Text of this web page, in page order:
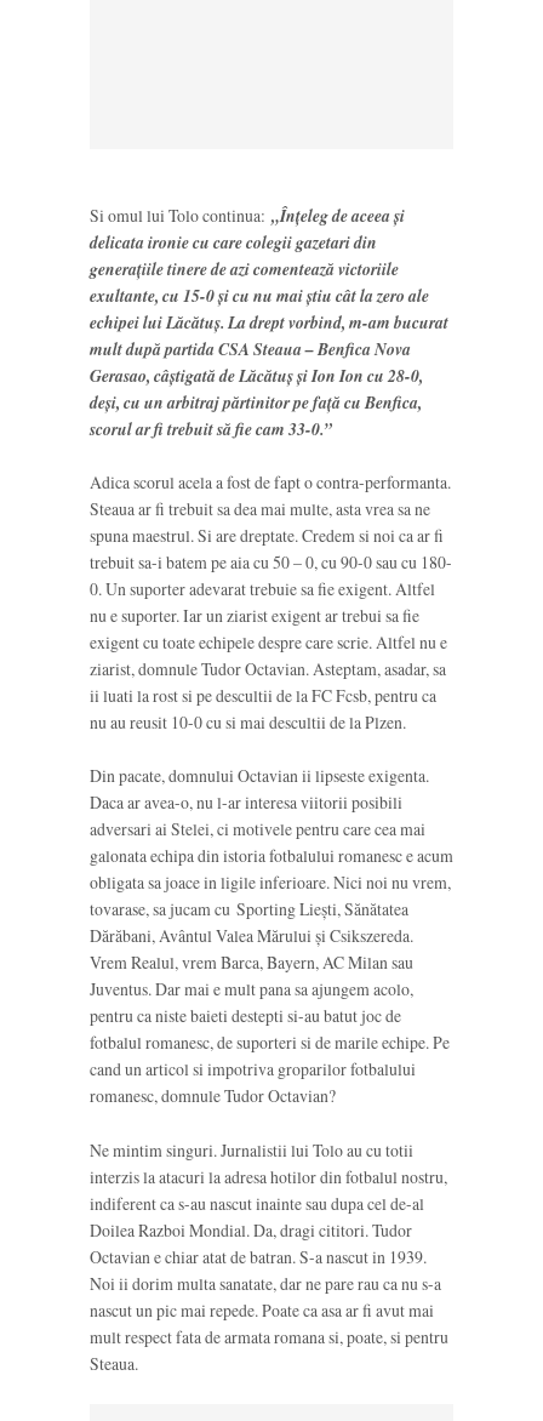
Si omul lui Tolo continua: „Înțeleg de aceea și
delicata ironie cu care colegii gazetari din
generațiile tinere de azi comentează victoriile
exultante, cu 15-0 și cu nu mai știu cât la zero ale
echipei lui Lăcătuș. La drept vorbind, m-am bucurat
mult după partida CSA Steaua – Benfica Nova
Gerasao, câștigată de Lăcătuș și Ion Ion cu 28-0,
deși, cu un arbitraj părtinitor pe față cu Benfica,
scorul ar fi trebuit să fie cam 33-0.”
Adica scorul acela a fost de fapt o contra-performanta.
Steaua ar fi trebuit sa dea mai multe, asta vrea sa ne
spuna maestrul. Si are dreptate. Credem si noi ca ar fi
trebuit sa-i batem pe aia cu 50 – 0, cu 90-0 sau cu 180-
0. Un suporter adevarat trebuie sa fie exigent. Altfel
nu e suporter. Iar un ziarist exigent ar trebui sa fie
exigent cu toate echipele despre care scrie. Altfel nu e
ziarist, domnule Tudor Octavian. Asteptam, asadar, sa
ii luati la rost si pe descultii de la FC Fcsb, pentru ca
nu au reusit 10-0 cu si mai descultii de la Plzen.
Din pacate, domnului Octavian ii lipseste exigenta.
Daca ar avea-o, nu l-ar interesa viitorii posibili
adversari ai Stelei, ci motivele pentru care cea mai
galonata echipa din istoria fotbalului romanesc e acum
obligata sa joace in ligile inferioare. Nici noi nu vrem,
tovarase, sa jucam cu Sporting Liești, Sănătatea
Dărăbani, Avântul Valea Mărului și Csikszereda.
Vrem Realul, vrem Barca, Bayern, AC Milan sau
Juventus. Dar mai e mult pana sa ajungem acolo,
pentru ca niste baieti destepti si-au batut joc de
fotbalul romanesc, de suporteri si de marile echipe. Pe
cand un articol si impotriva groparilor fotbalului
romanesc, domnule Tudor Octavian?
Ne mintim singuri. Jurnalistii lui Tolo au cu totii
interzis la atacuri la adresa hotilor din fotbalul nostru,
indiferent ca s-au nascut inainte sau dupa cel de-al
Doilea Razboi Mondial. Da, dragi cititori. Tudor
Octavian e chiar atat de batran. S-a nascut in 1939.
Noi ii dorim multa sanatate, dar ne pare rau ca nu s-a
nascut un pic mai repede. Poate ca asa ar fi avut mai
mult respect fata de armata romana si, poate, si pentru
Steaua.